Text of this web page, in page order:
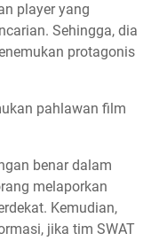
player yang
Sehingga, dia
protagonis
pahlawan film
benar dalam
melaporkan
Kemudian,
jika tim SWAT